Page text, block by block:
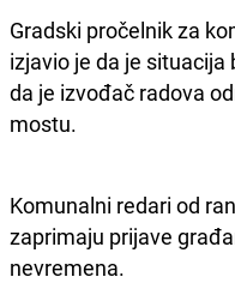
Gradski pročelnik za
izjavio je da je
da je izvođač radova
mostu.
Komunalni redari od
zaprimaju prijave
nevremena.